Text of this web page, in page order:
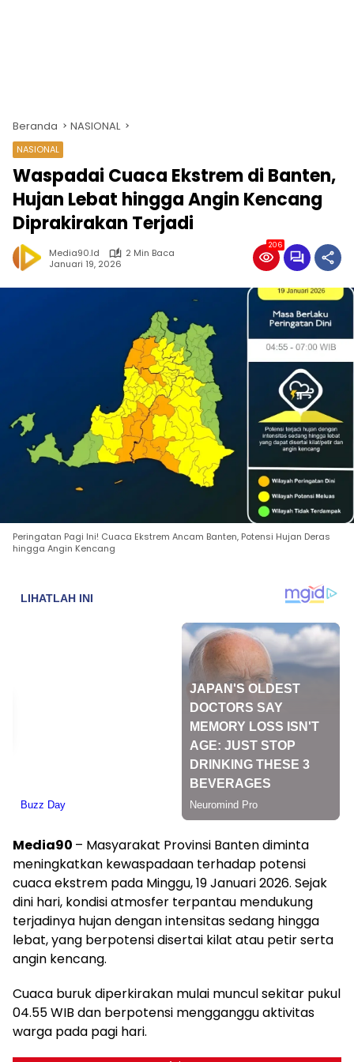
Beranda NASIONAL
NASIONAL
Waspadai Cuaca Ekstrem di Banten,
Hujan Lebat hingga Angin Kencang
Diprakirakan Terjadi
Media90.id
2 Min Baca
Januari 19, 2026
206
Peringatan Pagi Ini! Cuaca Ekstrem Ancam Banten, Potensi Hujan Deras
hingga Angin Kencang
Media90 – Masyarakat Provinsi Banten diminta
meningkatkan kewaspadaan terhadap potensi
cuaca ekstrem pada Minggu, 19 Januari 2026. Sejak
dini hari, kondisi atmosfer terpantau mendukung
terjadinya hujan dengan intensitas sedang hingga
lebat, yang berpotensi disertai kilat atau petir serta
angin kencang.
Cuaca buruk diperkirakan mulai muncul sekitar pukul
04.55 WIB dan berpotensi mengganggu aktivitas
warga pada pagi hari.